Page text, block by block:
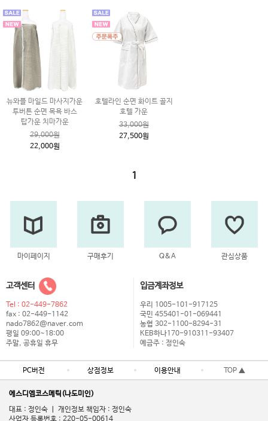
뉴와플 마일드 마사지가운
투버튼 순면 목욕 바스
탑가운 치마가운
29,000원
22,000원
호텔라인 순면 화이트 골지
호텔 가운
33,000원
27,500원
1
마이페이지 구매후기 Q&A 관심상품
고객센터
Tel : 02-449-7862
fax : 02-449-1142
nado7862@naver.com
평일 09:00~18:00
주말, 공휴일 휴무
입금계좌정보
우리 1005-101-917125
국민 455401-01-069441
농협 302-1100-8294-31
KEB하나170-910311-93407
예금주 : 정인숙
PC버전 상점정보 이용안내 TOP ▲
에스디엠코스메틱(나도미인)
대표 : 정인숙 ㅣ 개인정보 책임자 : 정인숙
사업자 등록번호 : 220-05-00614